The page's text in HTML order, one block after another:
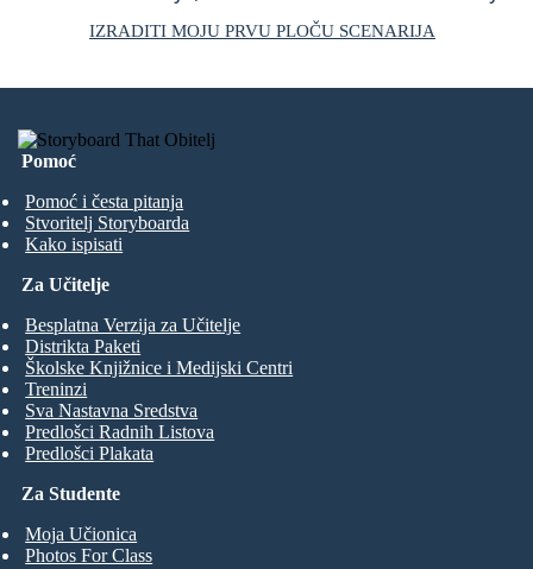
IZRADITI MOJU PRVU PLOČU SCENARIJA
Pomoć
Pomoć i česta pitanja
Stvoritelj Storyboarda
Kako ispisati
Za Studente
Moja Učionica
Photos For Class
Za Učitelje
Besplatna Verzija za Učitelje
Distrikta Paketi
Školske Knjižnice i Medijski Centri
Treninzi
Sva Nastavna Sredstva
Predlošci Radnih Listova
Predlošci Plakata